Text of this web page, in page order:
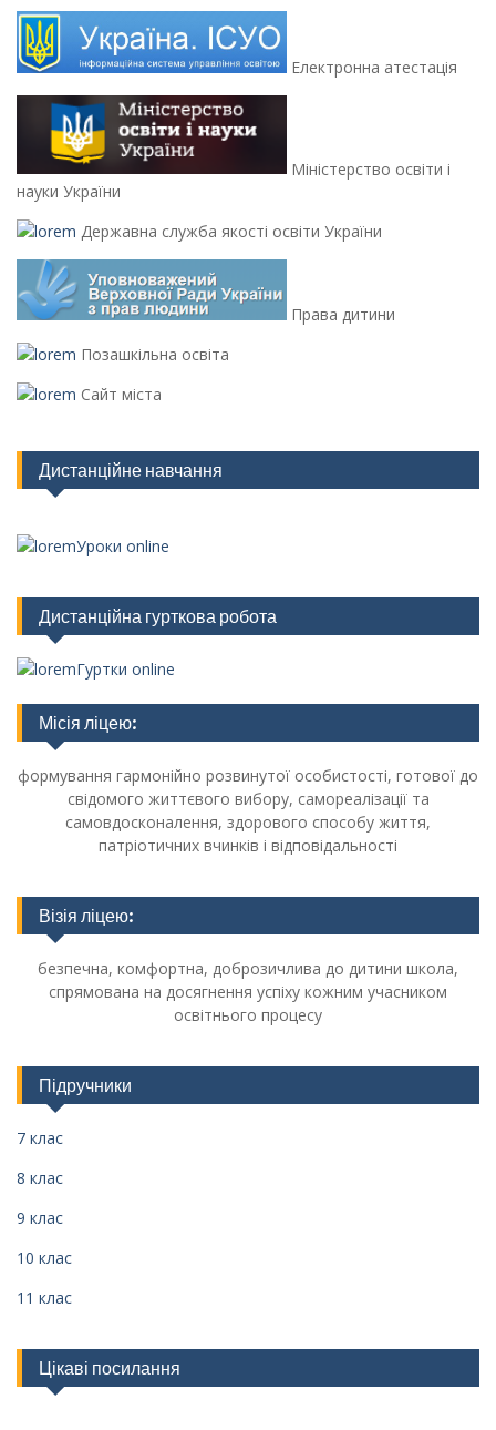
Електронна атестація
Міністерство освіти і
науки України
Державна служба якості освіти України
Права дитини
Позашкільна освіта
Сайт міста
Дистанційне навчання
Уроки online
Дистанційна гурткова робота
Гуртки online
Місія ліцею:
формування гармонійно розвинутої особистості, готової до
свідомого життєвого вибору, самореалізації та
самовдосконалення, здорового способу життя,
патріотичних вчинків і відповідальності
Візія ліцею:
безпечна, комфортна, доброзичлива до дитини школа,
спрямована на досягнення успіху кожним учасником
освітнього процесу
Підручники
7 клас
8 клас
9 клас
10 клас
11 клас
Цікаві посилання